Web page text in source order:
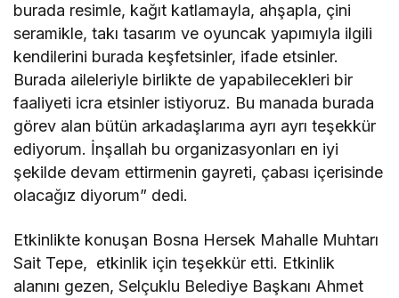
burada resimle, kağıt katlamayla, ahşapla, çini
seramikle, takı tasarım ve oyuncak yapımıyla ilgili
kendilerini burada keşfetsinler, ifade etsinler.
Burada aileleriyle birlikte de yapabilecekleri bir
faaliyeti icra etsinler istiyoruz. Bu manada burada
görev alan bütün arkadaşlarıma ayrı ayrı teşekkür
ediyorum. İnşallah bu organizasyonları en iyi
şekilde devam ettirmenin gayreti, çabası içerisinde
olacağız diyorum” dedi.
Etkinlikte konuşan Bosna Hersek Mahalle Muhtarı
Sait Tepe, etkinlik için teşekkür etti. Etkinlik
alanını gezen, Selçuklu Belediye Başkanı Ahmet